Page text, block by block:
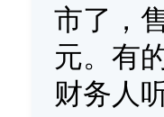
市了，
元。有
财务人